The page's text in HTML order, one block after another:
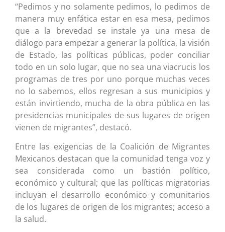
“Pedimos y no solamente pedimos, lo pedimos de
manera muy enfática estar en esa mesa, pedimos
que a la brevedad se instale ya una mesa de
diálogo para empezar a generar la política, la visión
de Estado, las políticas públicas, poder conciliar
todo en un solo lugar, que no sea una viacrucis los
programas de tres por uno porque muchas veces
no lo sabemos, ellos regresan a sus municipios y
están invirtiendo, mucha de la obra pública en las
presidencias municipales de sus lugares de origen
vienen de migrantes”, destacó.
Entre las exigencias de la Coalición de Migrantes
Mexicanos destacan que la comunidad tenga voz y
sea considerada como un bastión político,
económico y cultural; que las políticas migratorias
incluyan el desarrollo económico y comunitarios
de los lugares de origen de los migrantes; acceso a
la salud.